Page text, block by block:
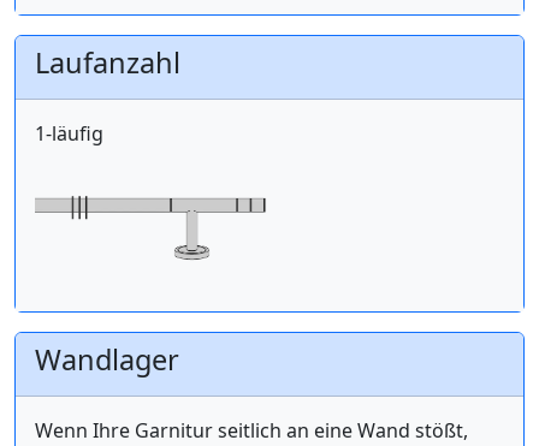
Laufanzahl
1-läufig
Wandlager
Wenn Ihre Garnitur seitlich an eine Wand stößt,